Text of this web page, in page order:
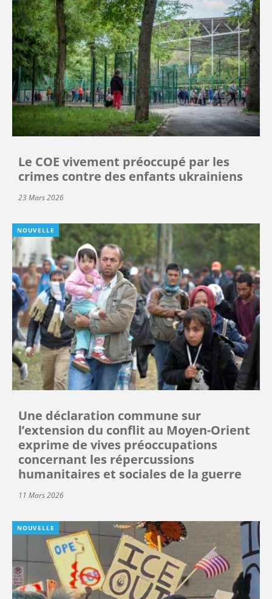
Le COE vivement préoccupé par les
crimes contre des enfants ukrainiens
23 Mars 2026
NOUVELLE
Une déclaration commune sur
l’extension du conflit au Moyen-Orient
exprime de vives préoccupations
concernant les répercussions
humanitaires et sociales de la guerre
11 Mars 2026
NOUVELLE